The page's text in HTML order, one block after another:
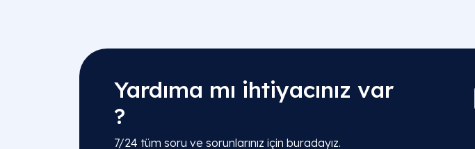
Yardıma mı ihtiyacınız var
?
7/24 tüm soru ve sorunlarınız için buradayız.